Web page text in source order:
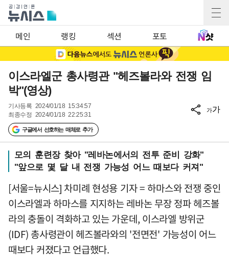
메인 랭킹 섹션 포토
이스라엘군 총사령관 "헤즈볼라와 전쟁 임
박"(영상)
기사등록 2024/01/18 15:34:57
최종수정 2024/01/18 22:25:31
구글에서 선호하는 매체로 추가
가가
모의 훈련장 찾아 "레바논에서의 전투 준비 강화"
"앞으로 몇 달 내 전쟁 가능성 어느 때보다 커져"
[서울=뉴시스] 차미례 현성용 기자 = 하마스와 전쟁 중인
이스라엘과 하마스를 지지하는 레바논 무장 정파 헤즈볼
라의 충돌이 격화하고 있는 가운데, 이스라엘 방위군
(IDF) 총사령관이 헤즈볼라와의 '전면전' 가능성이 어느
때보다 커졌다고 언급했다.